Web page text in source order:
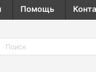
Помощь